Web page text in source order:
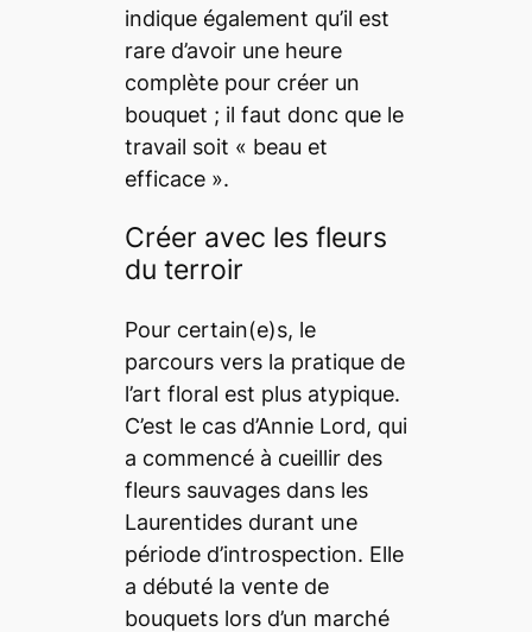
indique également qu’il est
rare d’avoir une heure
complète pour créer un
bouquet ; il faut donc que le
travail soit « beau et
efficace ».
Créer avec les fleurs
du terroir
Pour certain(e)s, le
parcours vers la pratique de
l’art floral est plus atypique.
C’est le cas d’Annie Lord, qui
a commencé à cueillir des
fleurs sauvages dans les
Laurentides durant une
période d’introspection. Elle
a débuté la vente de
bouquets lors d’un marché